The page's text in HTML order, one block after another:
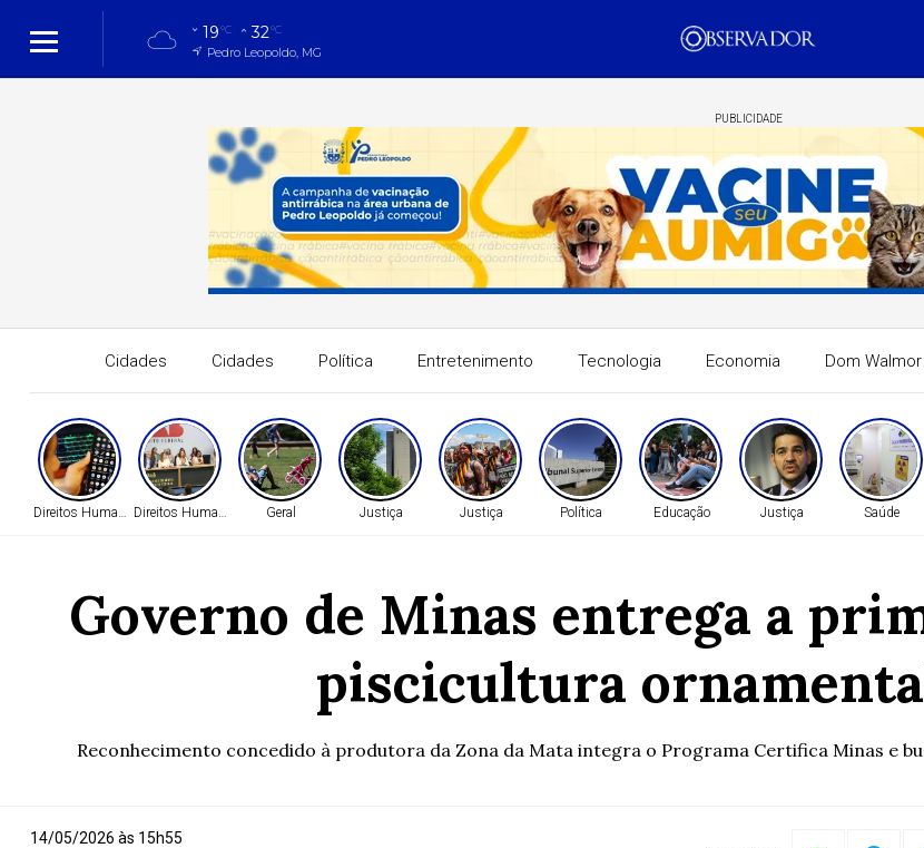
19°C 32°C
Pedro Leopoldo, MG
PUBLICIDADE
Cidades Cidades Política Entretenimento Tecnologia Economia Dom Walmor
Direitos HumanosDireitos Humanos Geral Justiça Justiça Política Educação Justiça Saúde
Governo de Minas entrega a
piscicultura
Reconhecimento concedido à produtora da Zona da Mata integra o Programa Certifica Minas e
14/05/2026 às 15h55